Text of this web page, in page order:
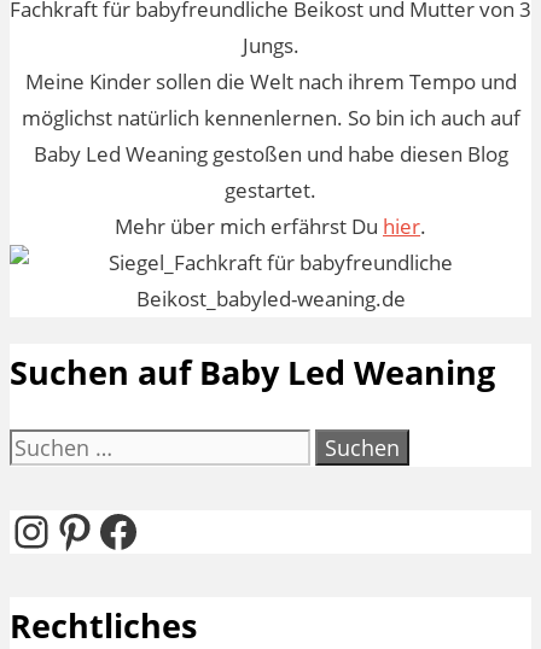
Fachkraft für babyfreundliche Beikost und Mutter von 3
Jungs.
Meine Kinder sollen die Welt nach ihrem Tempo und
möglichst natürlich kennenlernen. So bin ich auch auf
Baby Led Weaning gestoßen und habe diesen Blog
gestartet.
Mehr über mich erfährst Du hier.
Suchen auf Baby Led Weaning
Suchen
Instagram
Pinterest
Facebook
Rechtliches